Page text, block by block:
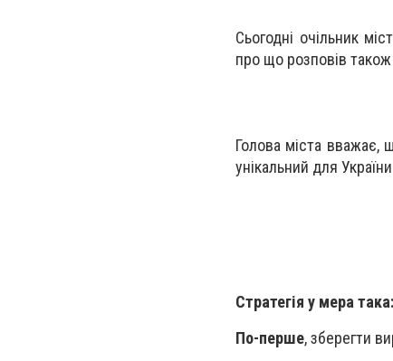
Сьогодні очільник
про що розповів
Голова міста вважає,
унікальний для
Стратегія у мера така:
По-перше, зберегти